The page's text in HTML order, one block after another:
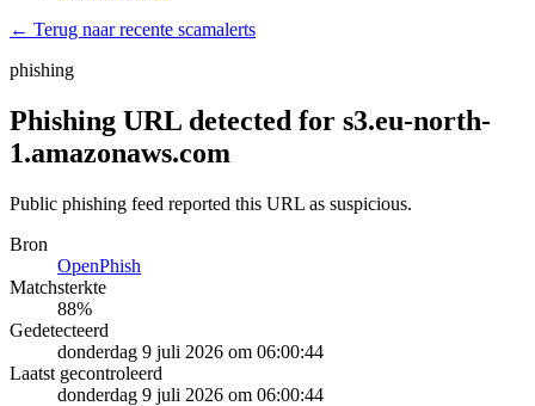
← Terug naar recente scamalerts
phishing
Phishing URL detected for s3.eu-north-
1.amazonaws.com
Public phishing feed reported this URL as suspicious.
Bron
OpenPhish
Matchsterkte
88%
Gedetecteerd
donderdag 9 juli 2026 om 06:00:44
Laatst gecontroleerd
donderdag 9 juli 2026 om 06:00:44